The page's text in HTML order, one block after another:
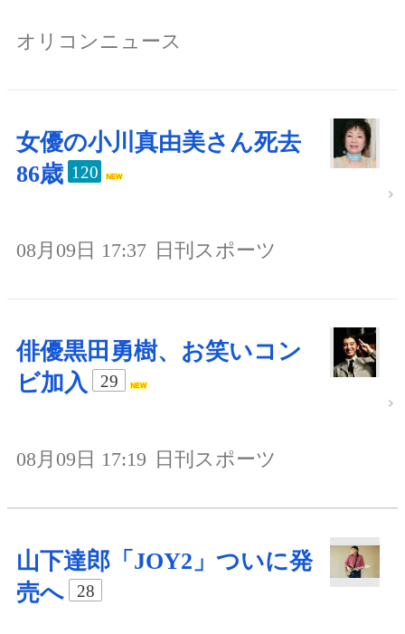
オリコンニュース
女優の小川真由美さん死去
86歳 120
08月09日 17:37 日刊スポーツ
俳優黒田勇樹、お笑いコン
ビ加入
29
08月09日 17:19 日刊スポーツ
山下達郎「JOY2」ついに発
売へ
28